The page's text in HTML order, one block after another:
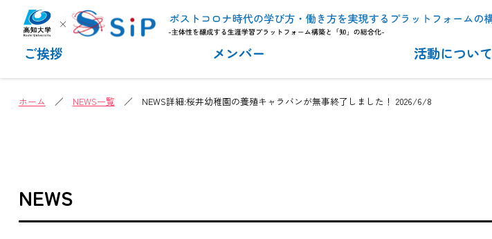
ご挨拶 メンバー 活動について
ホーム ／ NEWS一覧 ／ NEWS詳細:桜井幼稚園の養殖キャラバンが無事終了しました！ 2026/6/8
NEWS